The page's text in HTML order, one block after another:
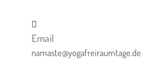
Email
namaste@yogafreiraumtage.de